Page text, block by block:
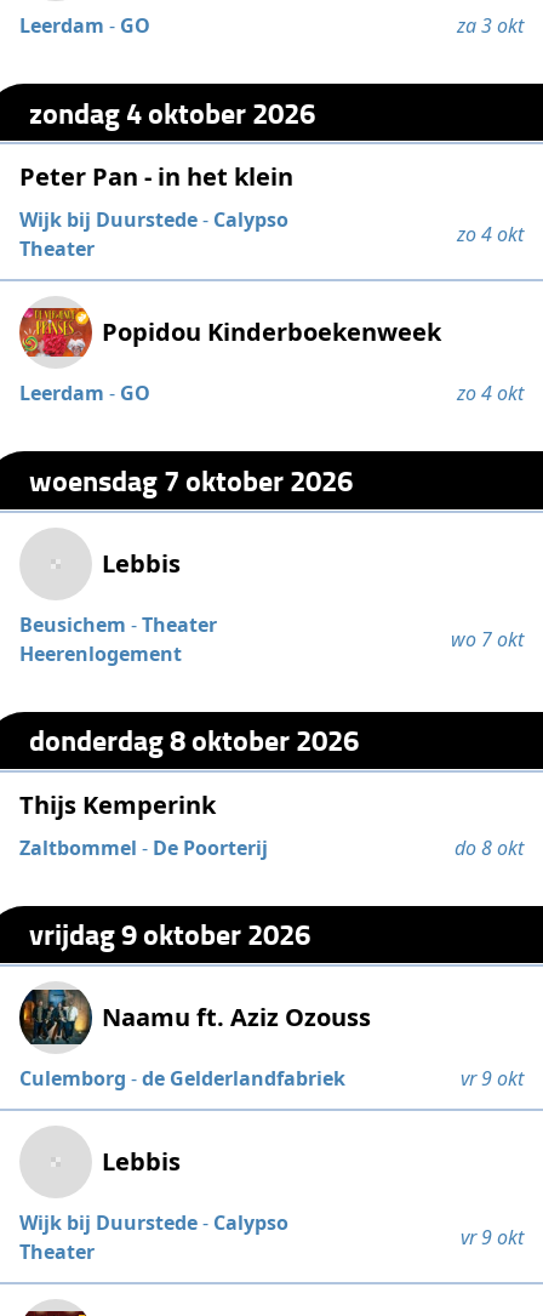
Leerdam - GO za 3 okt
zondag 4 oktober 2026
Peter Pan - in het klein
Wijk bij Duurstede- Calypso
Theater
zo 4 okt
Popidou Kinderboekenweek
Leerdam - GO zo 4 okt
woensdag 7 oktober 2026
Lebbis
Beusichem -Theater
Heerenlogement
wo 7 okt
donderdag 8 oktober 2026
Thijs Kemperink
Zaltbommel - De Poorterij do 8 okt
vrijdag 9 oktober 2026
Naamu ft. Aziz Ozouss
Culemborg -de Gelderlandfabriek vr 9 okt
Lebbis
Wijk bij Duurstede- Calypso
Theater
vr 9 okt